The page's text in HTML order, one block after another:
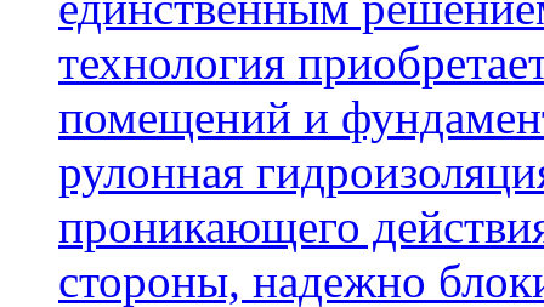
технология
помещений и
рулонная
проникающего
стороны, надежно